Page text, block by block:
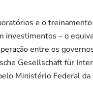
e o
investimentos – o
entre os
Gesellschaft für
Ministério Federal